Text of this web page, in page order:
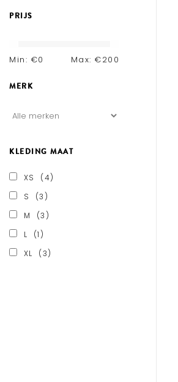
PRIJS
Min: €0 Max: €200
MERK
KLEDING MAAT
XS
(4)
S
(3)
M
(3)
L
(1)
XL
(3)